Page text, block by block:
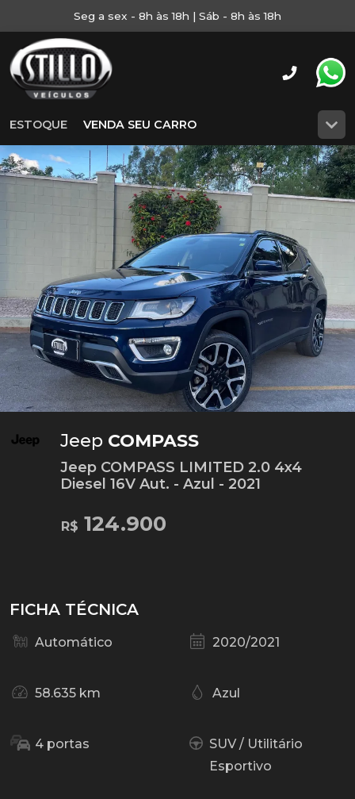
Seg a sex - 8h às 18h | Sáb - 8h às 18h
ESTOQUE VENDA SEU CARRO
Jeep COMPASS
Jeep COMPASS LIMITED 2.0 4x4
Diesel 16V Aut. - Azul - 2021
R$ 124.900
FICHA TÉCNICA
Automático 2020/2021
58.635 km Azul
4 portas
SUV / Utilitário
Esportivo